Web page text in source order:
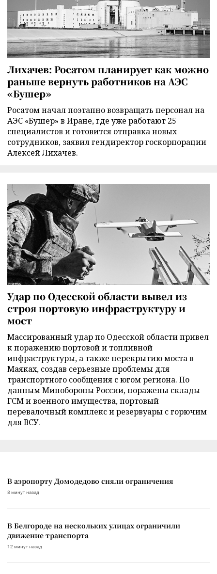
Лихачев: Росатом планирует как можно
раньше вернуть работников на АЭС
«Бушер»
Росатом начал поэтапно возвращать персонал на
АЭС «Бушер» в Иране, где уже работают 25
специалистов и готовится отправка новых
сотрудников, заявил гендиректор госкорпорации
Алексей Лихачев.
Удар по Одесской области вывел из
строя портовую инфраструктуру и
мост
Массированный удар по Одесской области привел
к поражению портовой и топливной
инфраструктуры, а также перекрытию моста в
Маяках, создав серьезные проблемы для
транспортного сообщения с югом региона. По
данным Минобороны России, поражены склады
ГСМ и военного имущества, портовый
перевалочный комплекс и резервуары с горючим
для ВСУ.
В аэропорту Домодедово сняли ограничения
8 минут назад
В Белгороде на нескольких улицах ограничили
движение транспорта
12 минут назад